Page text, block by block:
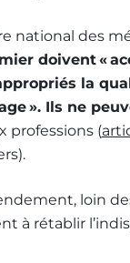
national des
doivent «
la
». Ils ne
professions (
loin
à rétablir